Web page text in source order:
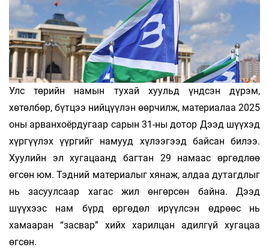
Улс төрийн намын тухай хуульд үндсэн дүрэм,
хөтөлбөр, бүтцээ нийцүүлэн өөрчилж, материалаа 2025
оны арванхоёрдугаар сарын 31-ны дотор Дээд шүүхэд
хүргүүлэх үүргийг намууд хүлээгээд байсан билээ.
Хуулийн эл хугацаанд багтан 29 намаас өргөдлөө
өгсөн юм. Тэдний материалыг хянаж, алдаа дутагдлыг
нь засуулсаар хагас жил өнгөрсөн байна. Дээд
шүүхээс нам бүрд өргөдөл ирүүлсэн өдрөөс нь
хамааран “засвар” хийх харилцан адилгүй хугацаа
өгсөн.